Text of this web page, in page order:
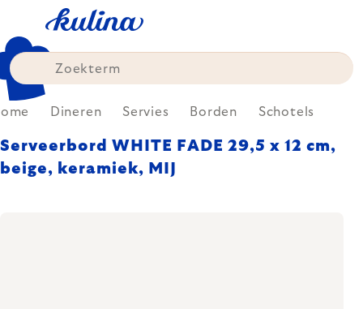
content
Dineren Servies Borden Schotels
Serveerbord WHITE FADE 29,5 x 12 cm,
beige, keramiek, MIJ